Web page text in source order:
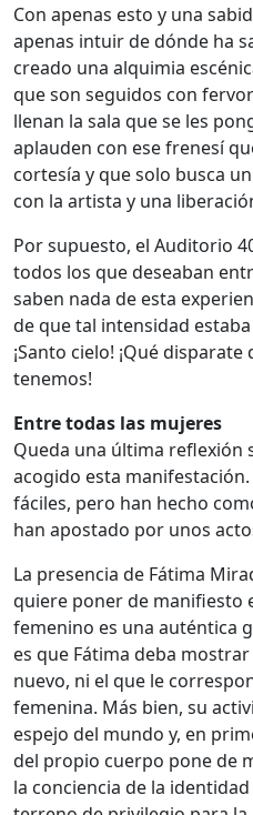
Con apenas esto y una
apenas intuir de dónde ha
creado una alquimia
que son seguidos con
llenan la sala que se les
aplauden con ese frenesí
cortesía y que solo busca
con la artista y una
Por supuesto, el Auditorio
todos los que deseaban
saben nada de esta
de que tal intensidad
¡Santo cielo! ¡Qué
tenemos!
Entre todas las mujeres
Queda una última reflexión
acogido esta
fáciles, pero han hecho
han apostado por unos
La presencia de Fátima
quiere poner de manifiesto
femenino es una auténtica
es que Fátima deba
nuevo, ni el que le
femenina. Más bien, su
espejo del mundo y, en
del propio cuerpo pone de
la conciencia de la